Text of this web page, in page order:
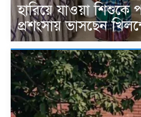
হারিয়ে যাওয়া শিশুকে
প্রশংসায় ভাসছেন